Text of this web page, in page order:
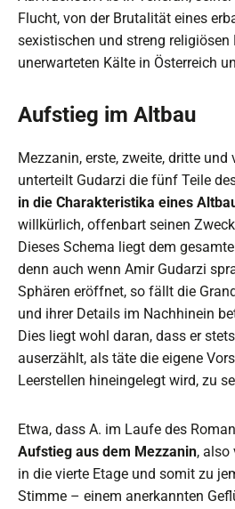
Flucht, von der Brutalität eines
sexistischen und streng religiösen
unerwarteten Kälte in Österreich
Aufstieg im Altbau
Mezzanin, erste, zweite, dritte und
unterteilt Gudarzi die fünf Teile
in die Charakteristika eines
willkürlich, offenbart seinen
Dieses Schema liegt dem
denn auch wenn Amir Gudarzi
Sphären eröffnet, so fällt die
und ihrer Details im Nachhinein
Dies liegt wohl daran, dass er
auserzählt, als täte die eigene
Leerstellen hineingelegt wird, zu
Etwa, dass A. im Laufe des
Aufstieg aus dem Mezzanin, also
in die vierte Etage und somit zu
Stimme – einem anerkannten